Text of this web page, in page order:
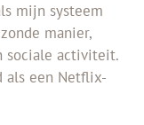
mijn systeem
manier,
sociale activiteit.
als een Netflix-